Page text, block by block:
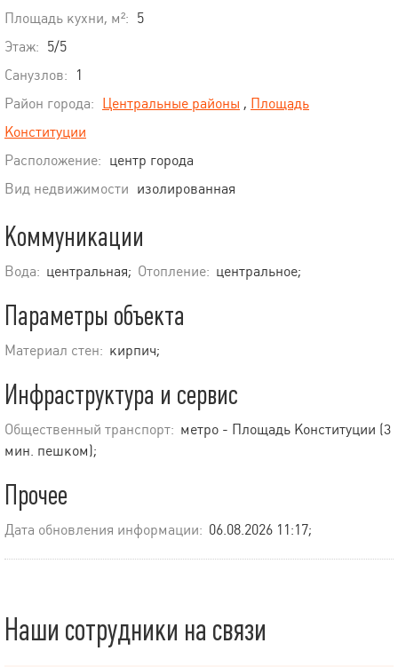
Площадь кухни, м²: 5
Этаж: 5/5
Санузлов:
1
Район города: Центральные районы , Площадь
Конституции
Расположение: центр города
Вид недвижимости изолированная
Коммуникации
Вода: центральная; Отопление: центральное;
Параметры объекта
Материал стен: кирпич;
Инфраструктура и сервис
Общественный транспорт: метро - Площадь Конституции (3
мин. пешком);
Прочее
Дата обновления информации: 06.08.2026 11:17;
Наши сотрудники на связи